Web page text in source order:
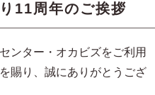
11周年のご挨拶
ンター・オカビズをご利用
賜り、誠にありがとうござ